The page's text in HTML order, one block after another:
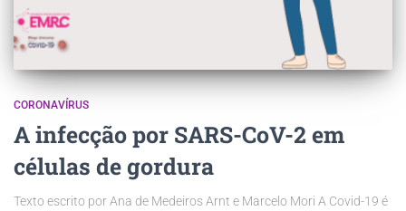
CORONAVÍRUS
A infecção por SARS-CoV-2 em
células de gordura
Texto escrito por Ana de Medeiros Arnt e Marcelo Mori A Covid-19 é